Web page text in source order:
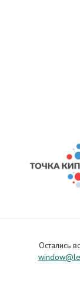
Остались